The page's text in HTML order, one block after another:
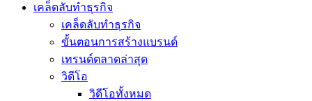
เคล็ดลับทำธุรกิจ
เคล็ดลับทำธุรกิจ
ขั้นตอนการสร้างแบรนด์
เทรนด์ตลาดล่าสุด
วิดีโอ
วิดีโอทั้งหมด